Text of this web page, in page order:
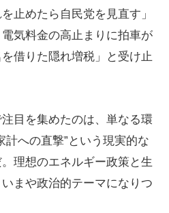
止めたら自民党を見直す」
気料金の高止まりに拍車が
借りた隠れ増税」と受け止
目を集めたのは、単なる環
計への直撃”という現実的な
理想のエネルギー政策と生
まや政治的テーマになりつ